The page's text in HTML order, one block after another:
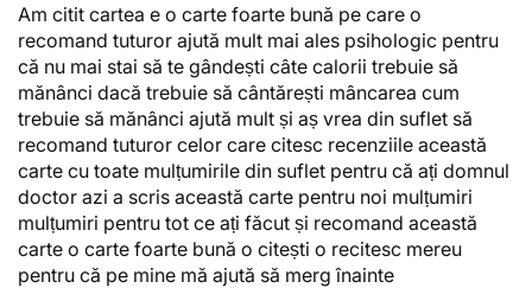
Am citit cartea e o carte foarte bună pe care o
recomand tuturor ajută mult mai ales psihologic pentru
că nu mai stai să te gândești câte calorii trebuie să
mănânci dacă trebuie să cântărești mâncarea cum
trebuie să mănânci ajută mult și aș vrea din suflet să
recomand tuturor celor care citesc recenziile această
carte cu toate mulțumirile din suflet pentru că ați domnul
doctor azi a scris această carte pentru noi mulțumiri
mulțumiri pentru tot ce ați făcut și recomand această
carte o carte foarte bună o citești o recitesc mereu
pentru că pe mine mă ajută să merg înainte